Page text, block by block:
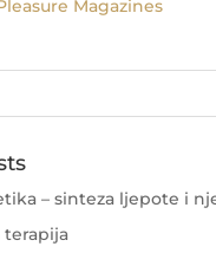
Magazines
– sinteza ljepote i
terapija